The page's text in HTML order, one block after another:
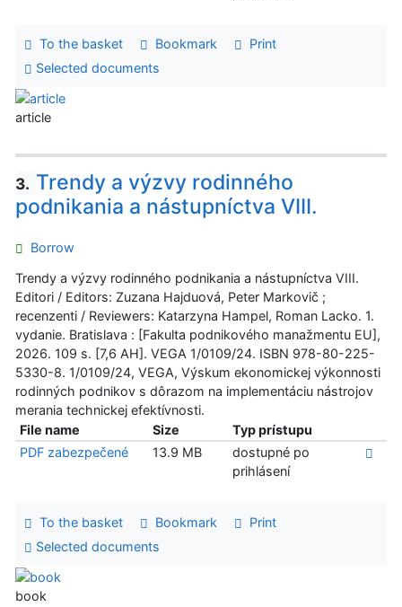
To the basket Bookmark
Print
Selected documents
article
3. Trendy a výzvy rodinného
podnikania a nástupníctva VIII.
Borrow
Trendy a výzvy rodinného podnikania a nástupníctva VIII.
Editori / Editors: Zuzana Hajduová, Peter Markovič ;
recenzenti / Reviewers: Katarzyna Hampel, Roman Lacko. 1.
vydanie. Bratislava : [Fakulta podnikového manažmentu EU],
2026. 109 s. [7,6 AH]. VEGA 1/0109/24. ISBN 978-80-225-
5330-8. 1/0109/24, VEGA, Výskum ekonomickej výkonnosti
rodinných podnikov s dôrazom na implementáciu nástrojov
merania technickej efektívnosti.
File name
Size
Typ prístupu
PDF zabezpečené
13.9 MB
dostupné po
prihlásení
To the basket Bookmark
Print
Selected documents
book